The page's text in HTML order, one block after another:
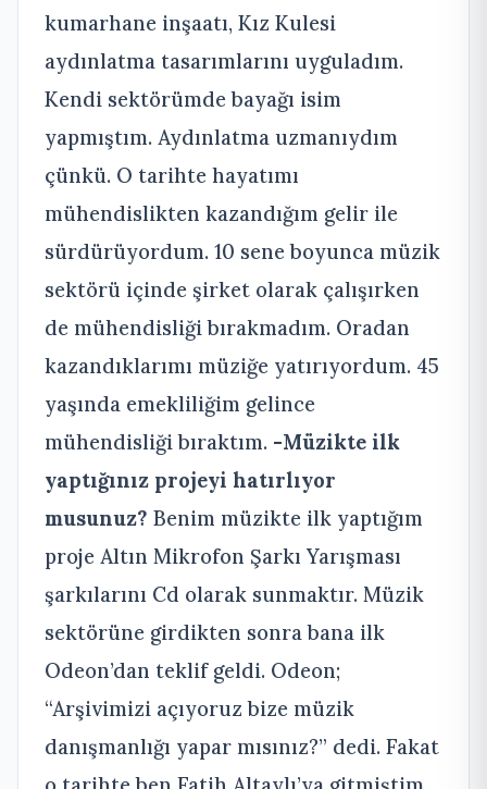
kumarhane inşaatı, Kız Kulesi
aydınlatma tasarımlarını uyguladım.
Kendi sektörümde bayağı isim
yapmıştım. Aydınlatma uzmanıydım
çünkü. O tarihte hayatımı
mühendislikten kazandığım gelir ile
sürdürüyordum. 10 sene boyunca müzik
sektörü içinde şirket olarak çalışırken
de mühendisliği bırakmadım. Oradan
kazandıklarımı müziğe yatırıyordum. 45
yaşında emekliliğim gelince
mühendisliği bıraktım. -Müzikte ilk
yaptığınız projeyi hatırlıyor
musunuz? Benim müzikte ilk yaptığım
proje Altın Mikrofon Şarkı Yarışması
şarkılarını Cd olarak sunmaktır. Müzik
sektörüne girdikten sonra bana ilk
Odeon’dan teklif geldi. Odeon;
“Arşivimizi açıyoruz bize müzik
danışmanlığı yapar mısınız?” dedi. Fakat